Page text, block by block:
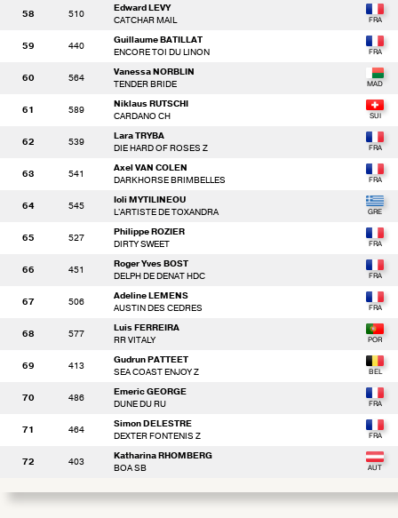
58 510
Edward LEVY
CATCHAR MAIL
59 440
Guillaume BATILLAT
ENCORE TOI DU LINON
60 564
Vanessa NORBLIN
TENDER BRIDE
61 589
Niklaus RUTSCHI
CARDANO CH
62 539
Lara TRYBA
DIE HARD OF ROSES Z
63 541
Axel VAN COLEN
DARKHORSE BRIMBELLES
64 545
Ioli MYTILINEOU
L'ARTISTE DE TOXANDRA
65 527
Philippe ROZIER
DIRTY SWEET
66 451
Roger Yves BOST
DELPH DE DENAT HDC
67 506
Adeline LEMENS
AUSTIN DES CEDRES
68 577
Luis FERREIRA
RR VITALY
69 413
Gudrun PATTEET
SEA COAST ENJOY Z
70 486
Emeric GEORGE
DUNE DU RU
71 464
Simon DELESTRE
DEXTER FONTENIS Z
72 403
Katharina RHOMBERG
BOA SB